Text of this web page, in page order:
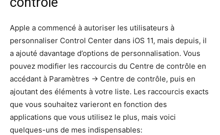
Apple a commencé à autoriser les utilisateurs à
personnaliser Control Center dans iOS 11, mais depuis, il
a ajouté davantage d’options de personnalisation. Vous
pouvez modifier les raccourcis du Centre de contrôle en
accédant à Paramètres -> Centre de contrôle, puis en
ajoutant des éléments à votre liste. Les raccourcis exacts
que vous souhaitez varieront en fonction des
applications que vous utilisez le plus, mais voici
quelques-uns de mes indispensables: